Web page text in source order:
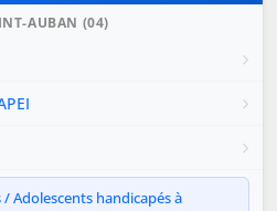
AUBAN (04)
Adolescents handicapés à